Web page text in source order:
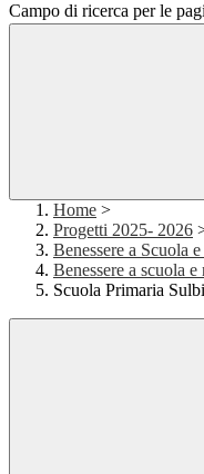
Campo di ricerca per le
Home >
Progetti 2025- 2026
Benessere a Scuola
Benessere a scuola
Scuola Primaria